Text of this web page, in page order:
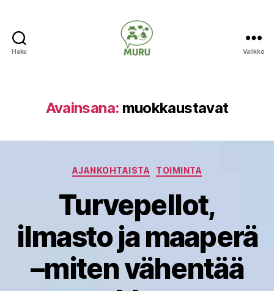
Haku Valikko
Avainsana: muokkaustavat
Kategoriat
AJANKOHTAISTA TOIMINTA
Turvepellot,
ilmasto ja maaperä
–miten vähentää